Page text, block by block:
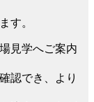
す。
見学へご案内
認でき、より